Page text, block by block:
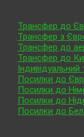
Трансфер до
Трансфер з
Трансфер до
Трансфер до
Посилки до
Посилки до
Посилки до
Посилки до